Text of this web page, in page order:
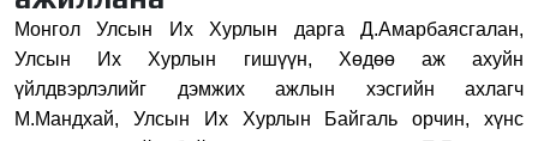
Монгол Улсын Их Хурлын дарга Д.Амарбаясгалан,
Улсын Их Хурлын гишүүн, Хөдөө аж ахуйн
үйлдвэрлэлийг дэмжих ажлын хэсгийн ахлагч
М.Мандхай, Улсын Их Хурлын Байгаль орчин, хүнс